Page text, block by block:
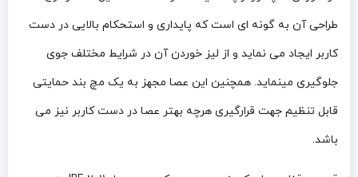
طراحی آن به گونه ای است که پایداری و استحکام بالایی در دست
کاربر ایجاد می نماید و از لیز خوردن آن در شرایط مختلف جوی
جلوگیری مینماید. همچنین این عصا مجهز به یک مچ بند حمایتی
قابل تنظیم جهت قرارگیری هرچه بهتر عصا در دست کاربر نیز می
باشد.